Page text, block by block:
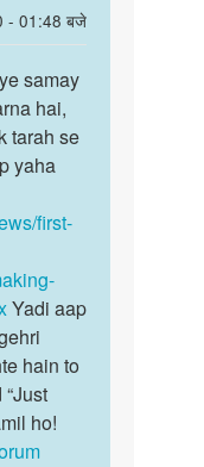
- 01:48 बजे
samay
hai,
tarah se
yaha
first-
Yadi aap
hain to
ho!